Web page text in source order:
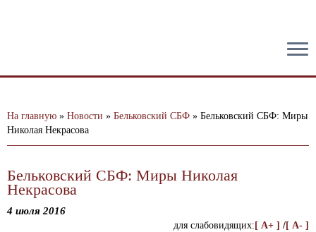
На главную » Новости » Бельковский СБФ » Бельковский СБФ: Миры
Николая Некрасова
Бельковский СБФ: Миры Николая
Некрасова
4 июля 2016
для слабовидящих: [ A+ ] /[ A- ]